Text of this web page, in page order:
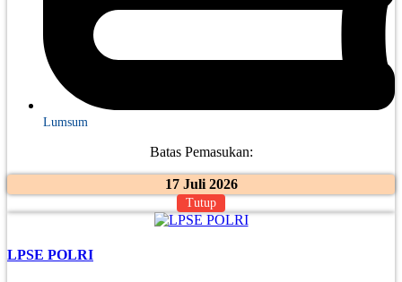
Lumsum
Batas Pemasukan:
17 Juli 2026
Tutup
LPSE POLRI